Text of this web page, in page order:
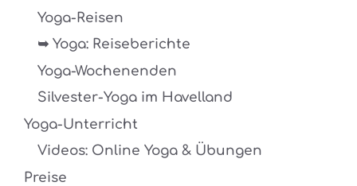
Yoga-Reisen
➥ Yoga: Reiseberichte
Yoga-Wochenenden
Silvester-Yoga im Havelland
Yoga-Unterricht
Videos: Online Yoga & Übungen
Preise